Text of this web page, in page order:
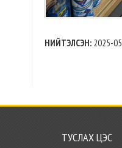
НИЙТЭЛСЭН: 2025-
ТУСЛАХ ЦЭС